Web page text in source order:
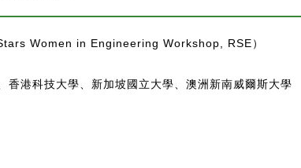
Women in Engineering Workshop, RSE）
港科技大學、新加坡國立大學、澳洲新南威爾斯大學